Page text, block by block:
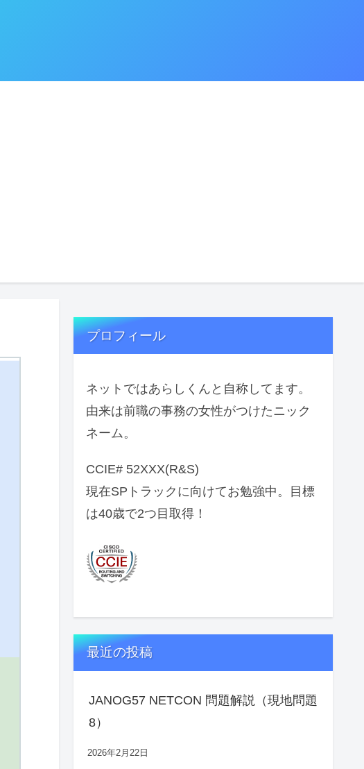
プロフィール
ネットではあらしくんと自称してます。
由来は前職の事務の女性がつけたニック
ネーム。
CCIE# 52XXX(R&S)
現在SPトラックに向けてお勉強中。目標
は40歳で2つ目取得！
最近の投稿
JANOG57 NETCON 問題解説（現地問題
8）
2026年2月22日